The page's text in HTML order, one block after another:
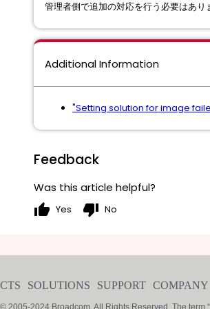
管理者側で追加の対応を行う必要はあり
Additional Information
"Setting solution for image
Feedback
Was this article helpful?
thumb_up Yes thumb_down No